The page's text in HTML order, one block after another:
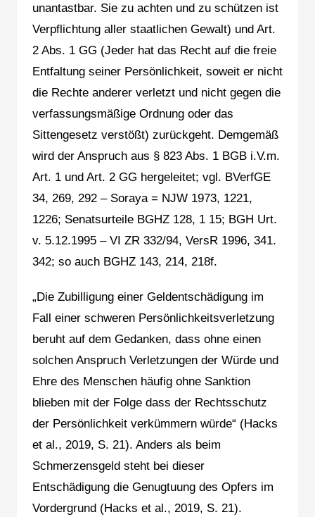
unantastbar. Sie zu achten und zu schützen ist
Verpflichtung aller staatlichen Gewalt) und Art.
2 Abs. 1 GG (Jeder hat das Recht auf die freie
Entfaltung seiner Persönlichkeit, soweit er nicht
die Rechte anderer verletzt und nicht gegen die
verfassungsmäßige Ordnung oder das
Sittengesetz verstößt) zurückgeht. Demgemäß
wird der Anspruch aus § 823 Abs. 1 BGB i.V.m.
Art. 1 und Art. 2 GG hergeleitet; vgl. BVerfGE
34, 269, 292 – Soraya = NJW 1973, 1221,
1226; Senatsurteile BGHZ 128, 1 15; BGH Urt.
v. 5.12.1995 – VI ZR 332/94, VersR 1996, 341.
342; so auch BGHZ 143, 214, 218f.
„Die Zubilligung einer Geldentschädigung im
Fall einer schweren Persönlichkeitsverletzung
beruht auf dem Gedanken, dass ohne einen
solchen Anspruch Verletzungen der Würde und
Ehre des Menschen häufig ohne Sanktion
blieben mit der Folge dass der Rechtsschutz
der Persönlichkeit verkümmern würde“ (Hacks
et al., 2019, S. 21). Anders als beim
Schmerzensgeld steht bei dieser
Entschädigung die Genugtuung des Opfers im
Vordergrund (Hacks et al., 2019, S. 21).